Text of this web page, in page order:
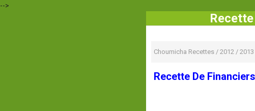
-->
Choumicha Recettes / 2012 / 2013
Recette De